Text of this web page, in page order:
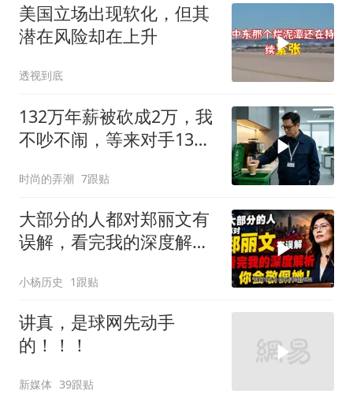
美国立场出现软化，但其
潜在风险却在上升
透视到底
132万年薪被砍成2万，我
不吵不闹，等来对手13倍
时尚的弄潮 7跟贴
大部分的人都对郑丽文有
误解，看完我的深度解析
小杨历史 1跟贴
讲真，是球网先动手
的！！！
新媒体 39跟贴